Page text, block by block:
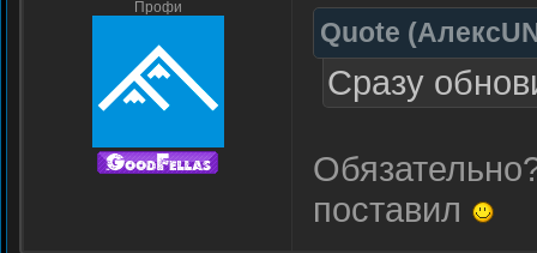
Профи
Quote (
Сразу
поставил